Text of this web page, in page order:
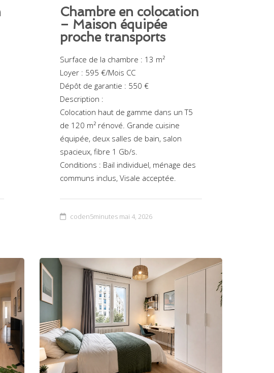
Chambre en colocation
– Maison équipée
proche transports
Surface de la chambre : 13 m²
Loyer : 595 €/Mois CC
Dépôt de garantie : 550 €
Description :
Colocation haut de gamme dans un T5
de 120 m² rénové. Grande cuisine
équipée, deux salles de bain, salon
spacieux, fibre 1 Gb/s.
Conditions : Bail individuel, ménage des
communs inclus, Visale acceptée.
coden5minutes mai 4, 2026